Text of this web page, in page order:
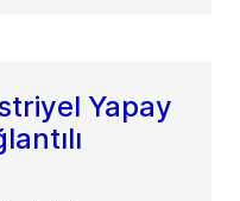
Yapay